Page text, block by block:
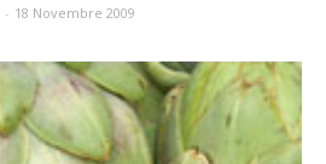
- 18 Novembre 2009